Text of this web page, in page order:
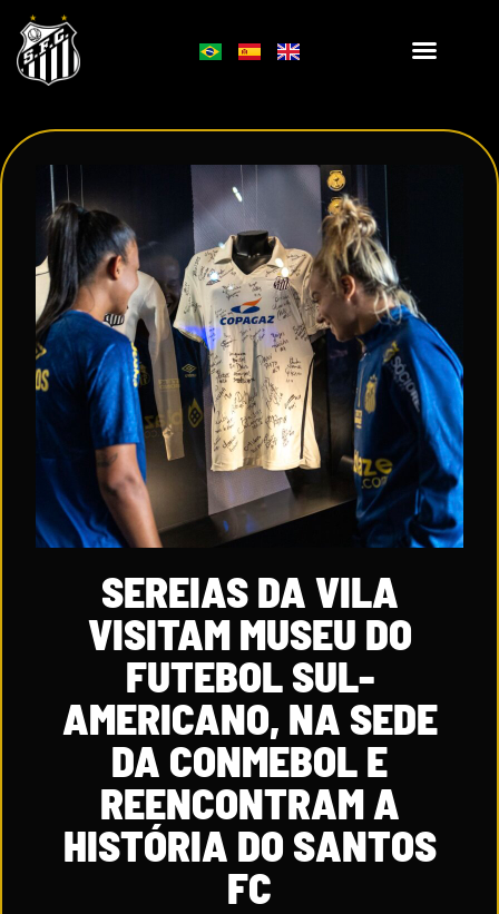
SEREIAS DA VILA
VISITAM MUSEU DO
FUTEBOL SUL-
AMERICANO, NA SEDE
DA CONMEBOL E
REENCONTRAM A
HISTÓRIA DO SANTOS
FC